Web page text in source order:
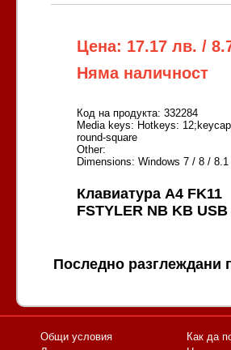
Цена: 17.17 лв. /
Няма наличност
Код на продукта: 332284
Media keys: Hotkeys:
round-square
Other:
Dimensions: Windows 7 / 8 /
Клавиатура A4 FK11
FSTYLER NB KB USB
Последно разглеждани
Общи условия
Как да